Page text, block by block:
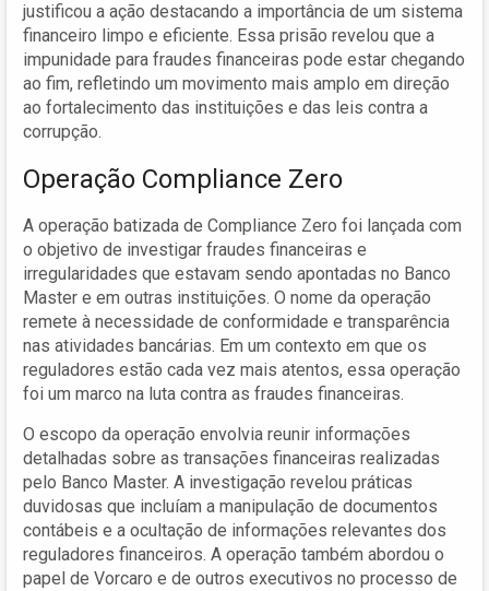
justificou a ação destacando a importância de um sistema
financeiro limpo e eficiente. Essa prisão revelou que a
impunidade para fraudes financeiras pode estar chegando
ao fim, refletindo um movimento mais amplo em direção
ao fortalecimento das instituições e das leis contra a
corrupção.
Operação Compliance Zero
A operação batizada de Compliance Zero foi lançada com
o objetivo de investigar fraudes financeiras e
irregularidades que estavam sendo apontadas no Banco
Master e em outras instituições. O nome da operação
remete à necessidade de conformidade e transparência
nas atividades bancárias. Em um contexto em que os
reguladores estão cada vez mais atentos, essa operação
foi um marco na luta contra as fraudes financeiras.
O escopo da operação envolvia reunir informações
detalhadas sobre as transações financeiras realizadas
pelo Banco Master. A investigação revelou práticas
duvidosas que incluíam a manipulação de documentos
contábeis e a ocultação de informações relevantes dos
reguladores financeiros. A operação também abordou o
papel de Vorcaro e de outros executivos no processo de